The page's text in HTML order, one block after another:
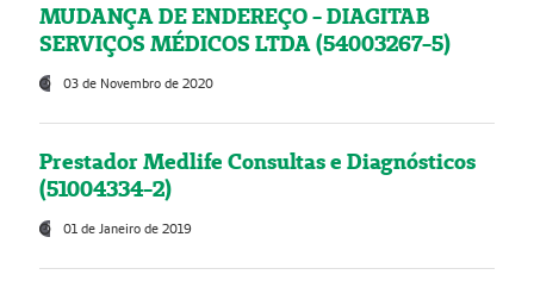
MUDANÇA DE ENDEREÇO - DIAGITAB
SERVIÇOS MÉDICOS LTDA (54003267-5)
03 de Novembro de 2020
Prestador Medlife Consultas e Diagnósticos
(51004334-2)
01 de Janeiro de 2019